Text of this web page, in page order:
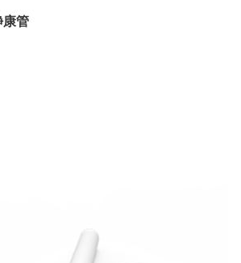
康管